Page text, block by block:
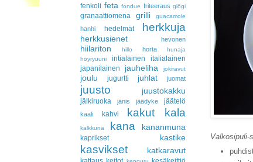
Valkosipuli-
fenkoli feta fondue friteeraus glögi
granaattiomena grilli guacamole
hanhi hedelmät herkkuja
herkkusienet hevonen
hiilariton hillo horta
hunaja
höyryuuni
intialainen
italialainen
japanilainen
jauheliha jokiravut
joulu jugurtti juhlat juomat
juusto juustokakku
jälkiruoka jänis jäädyke jäätelö
kaali kahvi kakut kala
kalkkuna kana kananmuna
kaprikset kastike
kasvikset katkaravut